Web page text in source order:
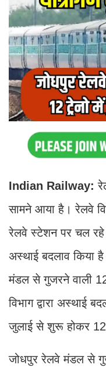
Indian Railway:
सामने आया है। रेलवे
रेलवे स्टेशन पर चल रहे
अस्थाई बदलाव किया
मंडल से गुजरने वाली
विभाग द्वारा अस्थाई
जुलाई से शुरू होकर 12
जोधपुर रेलवे मंडल से